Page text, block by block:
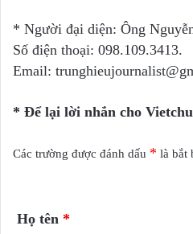
* Người đại diện: Ông
Số điện thoại: 098.109.3413.
Email:
* Để lại lời nhắn cho
Các trường được đánh dấu * là bắt
Họ tên *